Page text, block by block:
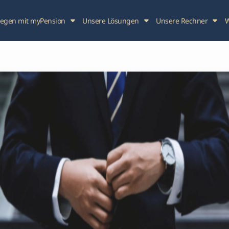
mit myPension Unsere Lösungen Unsere Rechner